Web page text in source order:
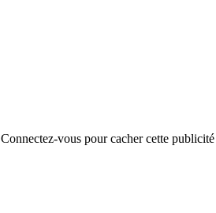
Connectez-vous pour cacher cette publicité